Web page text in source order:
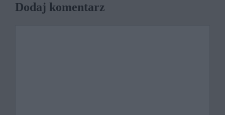
Dodaj komentarz